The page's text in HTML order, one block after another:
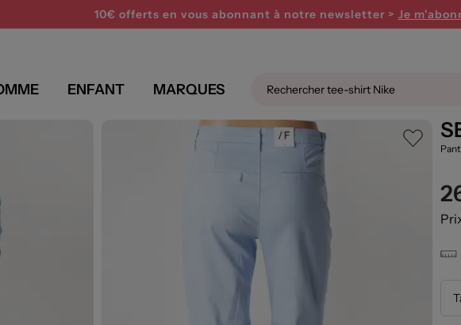
10€ offerts en vous abonnantà notre newsletter >Je
ENFANT MARQUES